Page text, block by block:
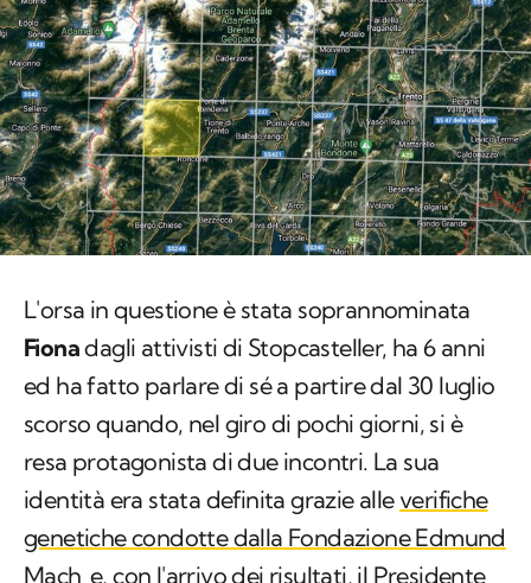
L'orsa in questione è stata soprannominata
Fionadagli attivisti di Stopcasteller, ha 6 anni
ed ha fatto parlare di sé a partire dal 30 luglio
scorso quando, nel giro di pochi giorni, si è
resa protagonista di due incontri. La sua
identità era stata definita grazie alleverifiche
genetiche condotte dalla Fondazione Edmund